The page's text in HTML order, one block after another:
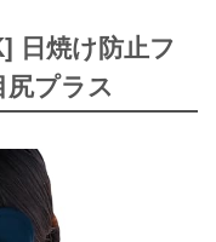
日焼け防止フ
プラス